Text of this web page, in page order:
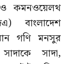
ও কমনওয়েলথ
বাংলাদেশ
গণি মনসুর
সাদা,